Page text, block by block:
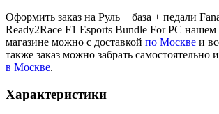
Оформить заказ на Руль + база + педали
Ready2Race F1 Esports Bundle For PC нашем
магазине можно с доставкой по Москве и
также заказ можно забрать самостоятельно
в Москве.
Характеристики